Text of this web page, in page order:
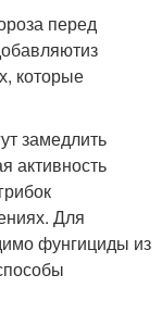
перед
которые
замедлить
активность
Для
фунгициды из